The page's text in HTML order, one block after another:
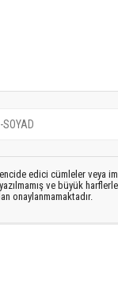
edici cümleler veya
ve büyük
onaylanmamaktadır.